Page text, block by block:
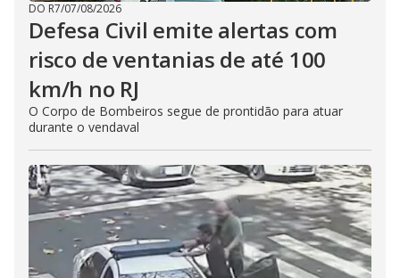
DO R7/07/08/2026
Defesa Civil emite alertas com
risco de ventanias de até 100
km/h no RJ
O Corpo de Bombeiros segue de prontidão para atuar
durante o vendaval